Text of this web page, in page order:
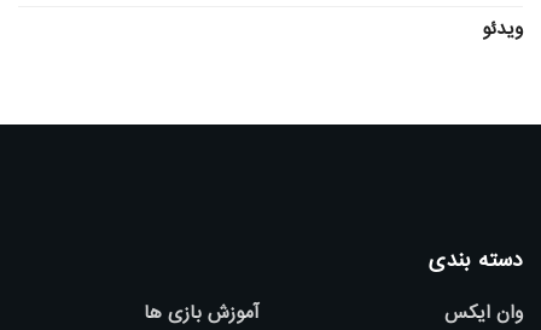
ویدئو
دسته بندی
وان ایکس
آموزش بازی ها